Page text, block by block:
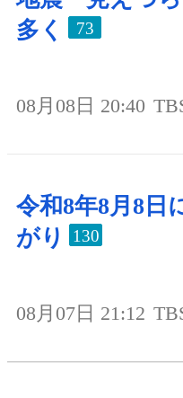
多く
73
08月08日 20:40
令和8年8月8日
がり
130
08月07日 21:12